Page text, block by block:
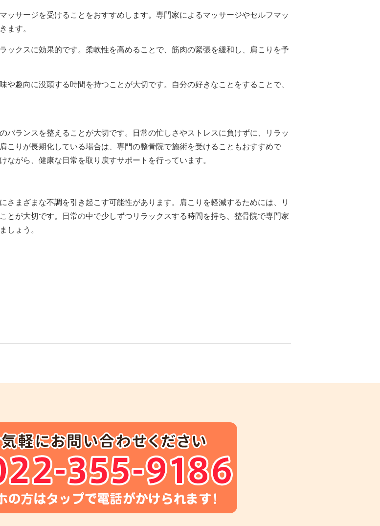
ッサージを受けることをおすすめします。専門家によるマッサージやセルフマッ
ます。
ックスに効果的です。柔軟性を高めることで、筋肉の緊張を緩和し、肩こりを予
趣向に没頭する時間を持つことが大切です。自分の好きなことをすることで、
バランスを整えることが大切です。日常の忙しさやストレスに負けずに、リラッ
こりが長期化している場合は、専門の整骨院で施術を受けることもおすすめで
がら、健康な日常を取り戻すサポートを行っています。
さまざまな不調を引き起こす可能性があります。肩こりを軽減するためには、リ
とが大切です。日常の中で少しずつリラックスする時間を持ち、整骨院で専門家
しょう。